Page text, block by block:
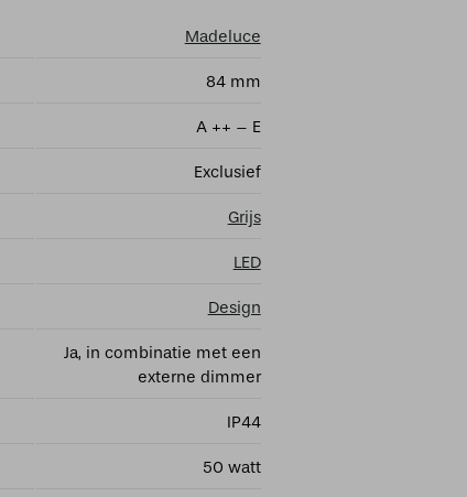
Madeluce
84 mm
A ++ – E
Exclusief
Grijs
LED
Design
Ja, in combinatie met een
externe dimmer
IP44
50 watt